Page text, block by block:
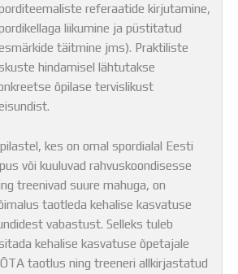
referaatide kirjutamine,
liikumine ja püstitatud
täitmine jms). Praktiliste
hindamisel lähtutakse
õpilase tervislikust
kes on omal spordialal Eesti
või kuuluvad rahvuskoondisesse
treenivad suure mahuga, on
taotleda kehalise kasvatuse
vabastust. Selleks tuleb
kehalise kasvatuse õpetajale
taotlus ning treeneri allkirjastatud